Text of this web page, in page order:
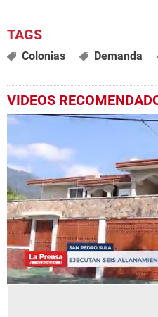
Colonias Demanda
VIDEOS